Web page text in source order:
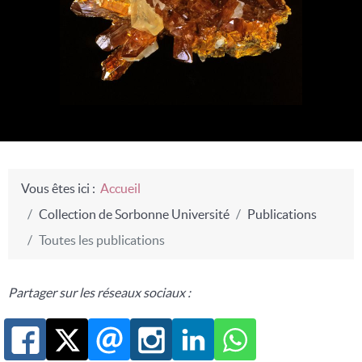
Vous êtes ici : Accueil
Collection de Sorbonne Université
Publications
Toutes les publications
Partager sur les réseaux sociaux :